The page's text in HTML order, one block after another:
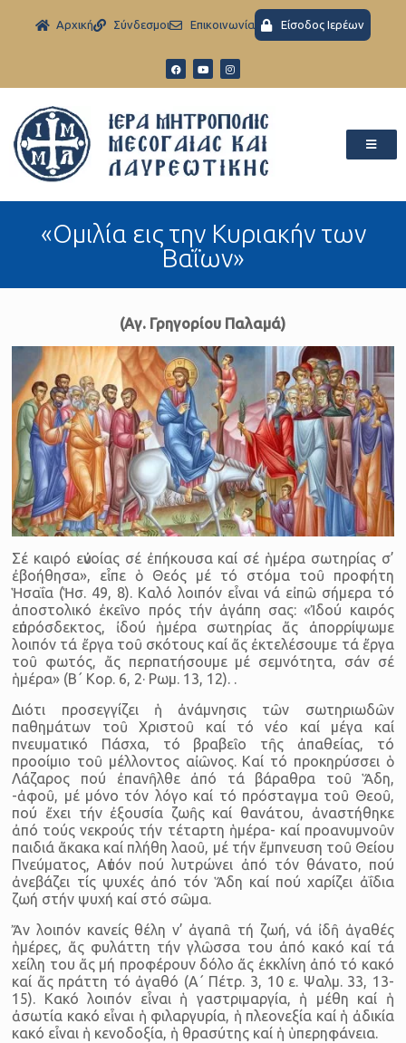
Aρχική Σύνδεσμοι Eπικοινωνία Είσοδος Ιερέων
«Ομιλία εις την Κυριακήν των
Βαΐων»
(Αγ. Γρηγορίου Παλαμά)
Σέ καιρό εὐνοίας σέ ἐπήκουσα καί σέ ἡμέρα σωτηρίας σ’
ἐβοήθησα», εἶπε ὁ Θεός μέ τό στόμα τοῦ προφήτη
Ἡσαΐα (Ἡσ. 49, 8). Καλό λοιπόν εἶναι νά εἰπῶ σήμερα τό
ἀποστολικό ἐκεῖνο πρός τήν ἀγάπη σας: «Ἰδού καιρός
εὐπρόσδεκτος, ἰδού ἡμέρα σωτηρίας ἄς ἀπορρίψωμε
λοιπόν τά ἔργα τοῦ σκότους καί ἄς ἐκτελέσουμε τά ἔργα
τοῦ φωτός, ἄς περπατήσουμε μέ σεμνότητα, σάν σέ
ἡμέρα» (Β΄ Κορ. 6, 2· Ρωμ. 13, 12). .
Διότι προσεγγίζει ἡ ἀνάμνησις τῶν σωτηριωδῶν
παθημάτων τοῦ Χριστοῦ καί τό νέο καί μέγα καί
πνευματικό Πάσχα, τό βραβεῖο τῆς ἀπαθείας, τό
προοίμιο τοῦ μέλλοντος αἰῶνος. Καί τό προκηρύσσει ὁ
Λάζαρος πού ἐπανῆλθε ἀπό τά βάραθρα τοῦ Ἅδη,
-ἀφοῦ, μέ μόνο τόν λόγο καί τό πρόσταγμα τοῦ Θεοῦ,
πού ἔχει τήν ἐξουσία ζωῆς καί θανάτου, ἀναστήθηκε
ἀπό τούς νεκρούς τήν τέταρτη ἡμέρα- καί προανυμνοῦν
παιδιά ἄκακα καί πλήθη λαοῦ, μέ τήν ἔμπνευση τοῦ Θείου
Πνεύματος, Αὐτόν πού λυτρώνει ἀπό τόν θάνατο, πού
ἀνεβάζει τίς ψυχές ἀπό τόν Ἅδη καί πού χαρίζει ἀΐδια
ζωή στήν ψυχή καί στό σῶμα.
Ἄν λοιπόν κανείς θέλη ν’ ἀγαπᾶ τή ζωή, νά ἰδῆ ἀγαθές
ἡμέρες, ἄς φυλάττη τήν γλῶσσα του ἀπό κακό καί τά
χείλη του ἄς μή προφέρουν δόλο ἄς ἐκκλίνη ἀπό τό κακό
καί ἄς πράττη τό ἀγαθό (Α΄ Πέτρ. 3, 10 ε. Ψαλμ. 33, 13-
15). Κακό λοιπόν εἶναι ἡ γαστριμαργία, ἡ μέθη καί ἡ
ἀσωτία κακό εἶναι ἡ φιλαργυρία, ἡ πλεονεξία καί ἡ ἀδικία
κακό εἶναι ἡ κενοδοξία, ἡ θρασύτης καί ἡ ὑπερηφάνεια.